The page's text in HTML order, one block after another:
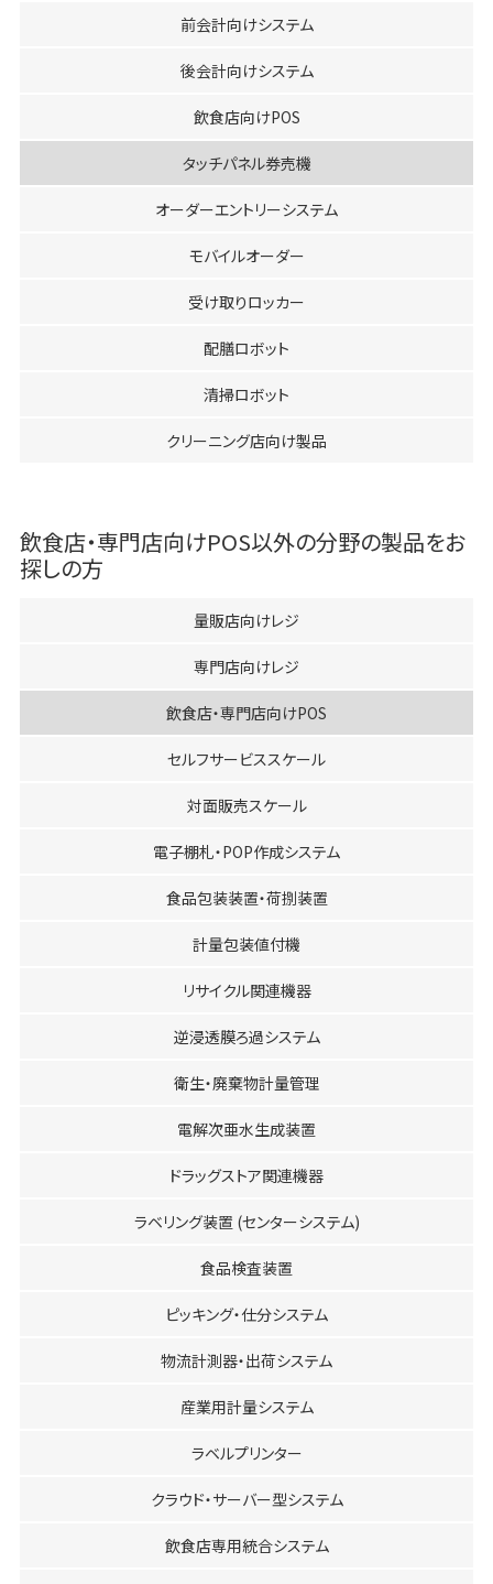
前会計向けシステム
後会計向けシステム
飲食店向けPOS
タッチパネル券売機
オーダーエントリーシステム
モバイルオーダー
受け取りロッカー
配膳ロボット
清掃ロボット
クリーニング店向け製品
飲食店・専門店向けPOS以外の分野の製品をお
探しの方
量販店向けレジ
専門店向けレジ
飲食店・専門店向けPOS
セルフサービススケール
対面販売スケール
電子棚札・POP作成システム
食品包装装置・荷捌装置
計量包装値付機
リサイクル関連機器
逆浸透膜ろ過システム
衛生・廃棄物計量管理
電解次亜水生成装置
ドラッグストア関連機器
ラベリング装置 (センターシステム)
食品検査装置
ピッキング・仕分システム
物流計測器・出荷システム
産業用計量システム
ラベルプリンター
クラウド・サーバー型システム
飲食店専用統合システム